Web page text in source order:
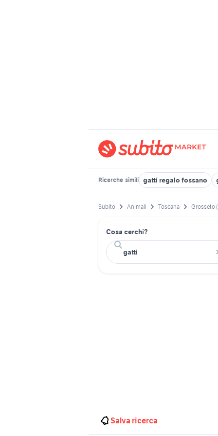
Ricerche simili gatti regalo fossano
Subito Animali Toscana Grosseto
Cosa cerchi?
Salva ricerca